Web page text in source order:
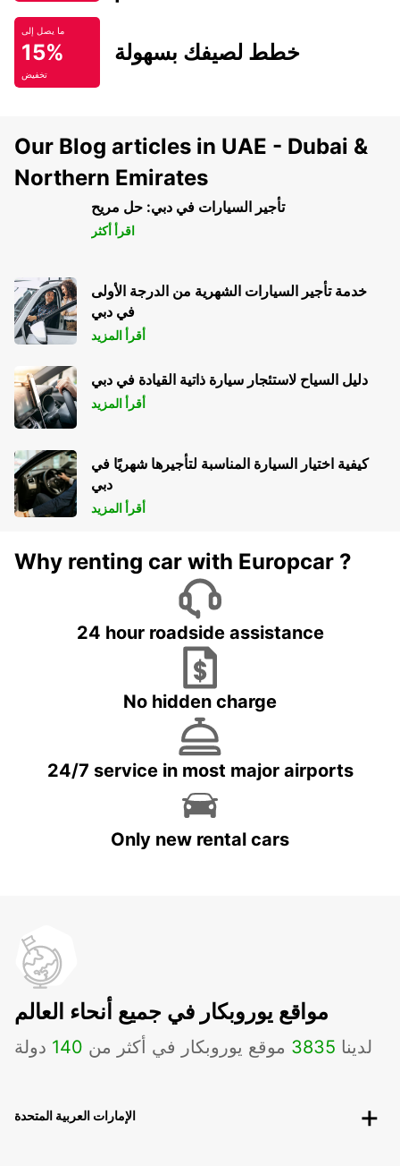
ما يصل إلى
15%
تخفيض
خطط لصيفك بسهولة
Our Blog articles in UAE - Dubai &
Northern Emirates
تأجير السيارات في دبي: حل مريح
اقرأ أكثر
خدمة تأجير السيارات الشهرية من الدرجة الأولى
في دبي
أقرأ المزيد
دليل السياح لاستئجار سيارة ذاتية القيادة في دبي
أقرأ المزيد
كيفية اختيار السيارة المناسبة لتأجيرها شهريًا في
دبي
أقرأ المزيد
Why renting car with Europcar ?
24 hour roadside assistance
No hidden charge
24/7 service in most major airports
Only new rental cars
مواقع يوروبكار في جميع أنحاء العالم
لدينا 3835 موقع يوروبكار في أكثر من 140 دولة
الإمارات العربية المتحدة